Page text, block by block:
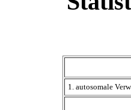
1. autosomale